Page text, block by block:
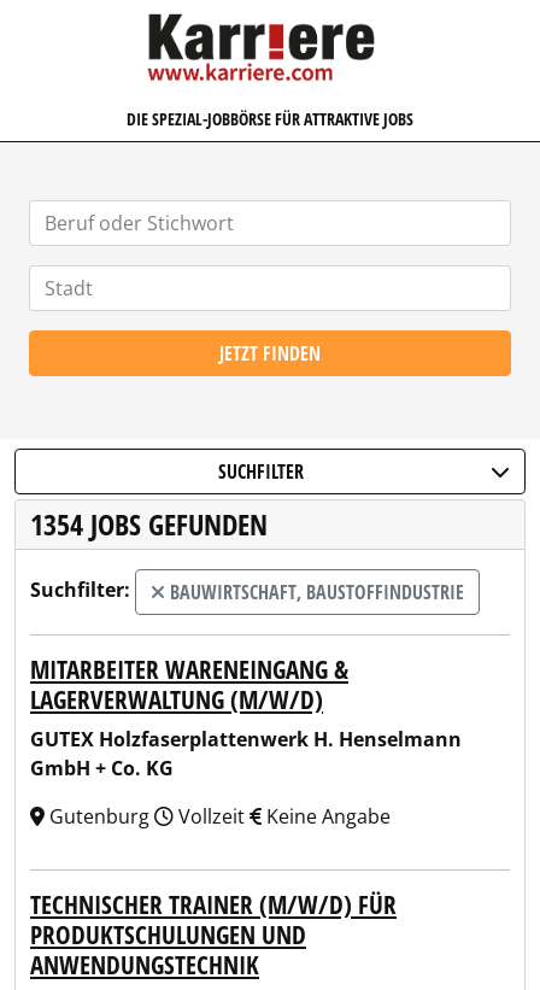
KARRIERE.COM
DIE SPEZIAL-JOBBÖRSE FÜR ATTRAKTIVE JOBS
JETZT FINDEN
SUCHFILTER
1354 JOBS GEFUNDEN
Suchfilter: BAUWIRTSCHAFT, BAUSTOFFINDUSTRIE
MITARBEITER WARENEINGANG &
LAGERVERWALTUNG (M/W/D)
GUTEX Holzfaserplattenwerk H. Henselmann
GmbH + Co. KG
Gutenburg
Vollzeit Keine Angabe
TECHNISCHER TRAINER (M/W/D) FÜR
PRODUKTSCHULUNGEN UND
ANWENDUNGSTECHNIK